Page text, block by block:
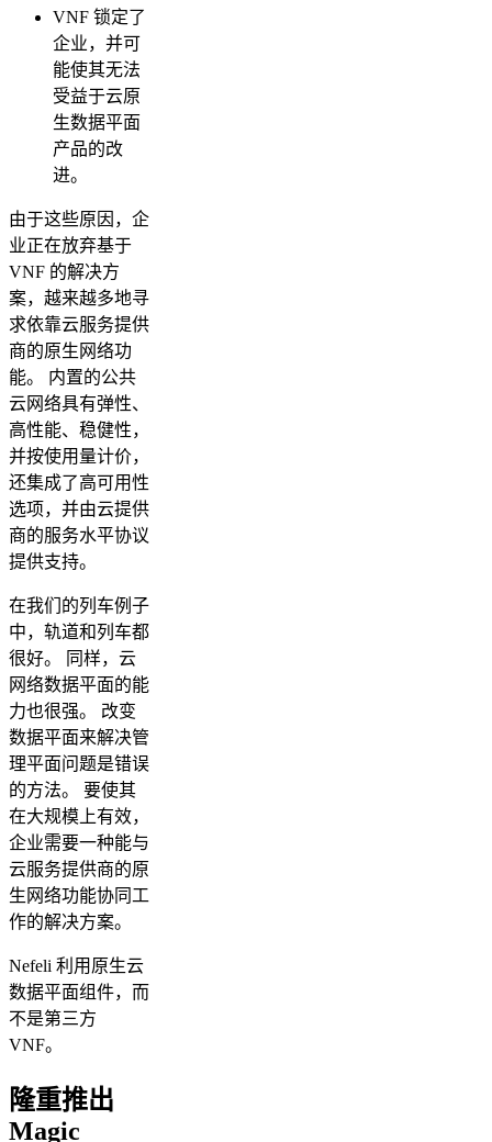
VNF 锁定了
企业，并可
能使其无法
受益于云原
生数据平面
产品的改
进。
由于这些原因，企
业正在放弃基于
VNF 的解决方
案，越来越多地寻
求依靠云服务提供
商的原生网络功
能。 内置的公共
云网络具有弹性、
高性能、稳健性，
并按使用量计价，
还集成了高可用性
选项，并由云提供
商的服务水平协议
提供支持。
在我们的列车例子
中，轨道和列车都
很好。 同样，云
网络数据平面的能
力也很强。 改变
数据平面来解决管
理平面问题是错误
的方法。 要使其
在大规模上有效，
企业需要一种能与
云服务提供商的原
生网络功能协同工
作的解决方案。
Nefeli 利用原生云
数据平面组件，而
不是第三方
VNF。
隆重推出
Magic